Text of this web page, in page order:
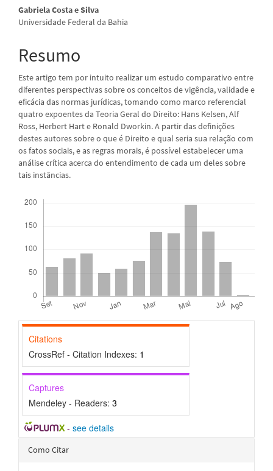
Conteúdo
do
artigo
principal
Gabriela Costa e Silva
Universidade Federal da Bahia
Resumo
Este artigo tem por intuito realizar um estudo comparativo entre
diferentes perspectivas sobre os conceitos de vigência, validade e
eficácia das normas jurídicas, tomando como marco referencial
quatro expoentes da Teoria Geral do Direito: Hans Kelsen, Alf
Ross, Herbert Hart e Ronald Dworkin. A partir das definições
destes autores sobre o que é Direito e qual seria sua relação com
os fatos sociais, e as regras morais, é possível estabelecer uma
análise crítica acerca do entendimento de cada um deles sobre
tais instâncias.
Citations
CrossRef - Citation Indexes: 1
Captures
Mendeley - Readers: 3
- see details
Detalhes
Como Citar